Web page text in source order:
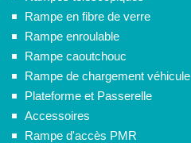
Rampe en fibre de verre
Rampe enroulable
Rampe caoutchouc
Rampe de chargement véhicule
Plateforme et Passerelle
Accessoires
Rampe d'accès PMR